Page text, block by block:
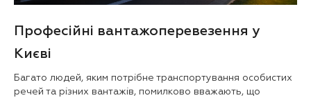
Професійні вантажоперевезення у
Києві
Багато людей, яким потрібне транспортування особистих
речей та різних вантажів, помилково вважають, що